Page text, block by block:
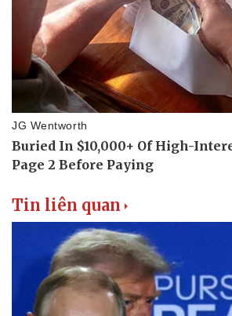
Tin liên quan